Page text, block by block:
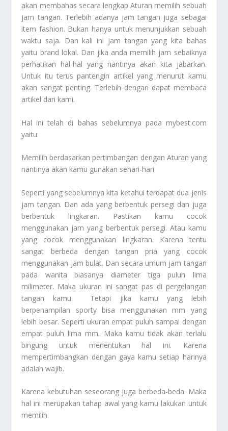
akan membahas secara lengkapAturan memilih sebuah
jam tangan. Terlebih adanya jam tangan juga sebagai
item fashion. Bukan hanya untuk menunjukkan sebuah
waktu saja. Dan kali ini jam tangan yang kita bahas
yaitu brand lokal. Dan jika anda memilih jam sebaiknya
perhatikan hal-hal yang nantinya akan kita jabarkan.
Untuk itu terus pantengin artikel yang menurut kamu
akan sangat penting. Terlebih dengan dapat membaca
artikel dari kami.
Hal ini telah di bahas sebelumnya pada mybest.com
yaitu:
Memilih berdasarkan pertimbangan dengan Aturan yang
nantinya akan kamu gunakan sehari-hari
Seperti yang sebelumnya kita ketahui terdapat dua jenis
jam tangan. Dan ada yang berbentuk persegi dan juga
berbentuk lingkaran. Pastikan kamu cocok
menggunakan jam yang berbentuk persegi. Atau kamu
yang cocok menggunakan lingkaran. Karena tentu
sangat berbeda dengan tangan pria yang cocok
menggunakan jam bulat. Dan secara umum jam tangan
pada wanita biasanya diameter tiga puluh lima
milimeter. Maka ukuran ini sangat pas di pergelangan
tangan kamu. Tetapi jika kamu yang lebih
berpenampilan sporty bisa menggunakan mm yang
lebih besar. Seperti ukuran empat puluh sampai dengan
empat puluh lima mm. Maka kamu tidak akan terlalu
bingung untuk menentukan hal ini. Karena
mempertimbangkan dengan gaya kamu setiap harinya
adalah wajib.
Karena kebutuhan seseorang juga berbeda-beda. Maka
hal ini merupakan tahap awal yang kamu lakukan untuk
memilih.